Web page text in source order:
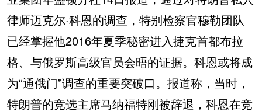
律师迈克尔·科恩的调查，特别检察官穆勒团队
已经掌握他2016年夏季秘密进入捷克首都布拉
格、与俄罗斯高级官员会晤的证据。科恩或将成
为“通俄门”调查的重要突破口。报道称，当时，
特朗普的竞选主席马纳福特刚被辞退，科恩在竞